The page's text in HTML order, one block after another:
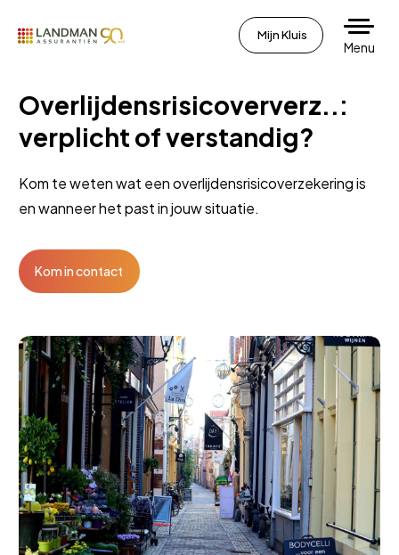
Mijn Kluis
Menu
Overlijdensrisicoververz..:
verplicht of verstandig?
Kom te weten wat een overlijdensrisicoverzekering is
en wanneer het past in jouw situatie.
Kom in contact